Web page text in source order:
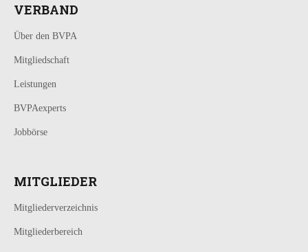
VERBAND
Über den BVPA
Mitgliedschaft
Leistungen
BVPAexperts
Jobbörse
MITGLIEDER
Mitgliederverzeichnis
Mitgliederbereich